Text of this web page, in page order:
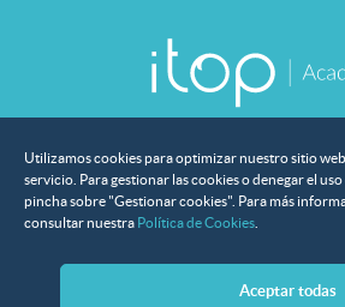
Utilizamos cookies para optimizar nuestro sitio
servicio. Para gestionar las cookies o denegar el
pincha sobre "Gestionar cookies". Para más
consultar nuestra Política de Cookies
Aceptar todas